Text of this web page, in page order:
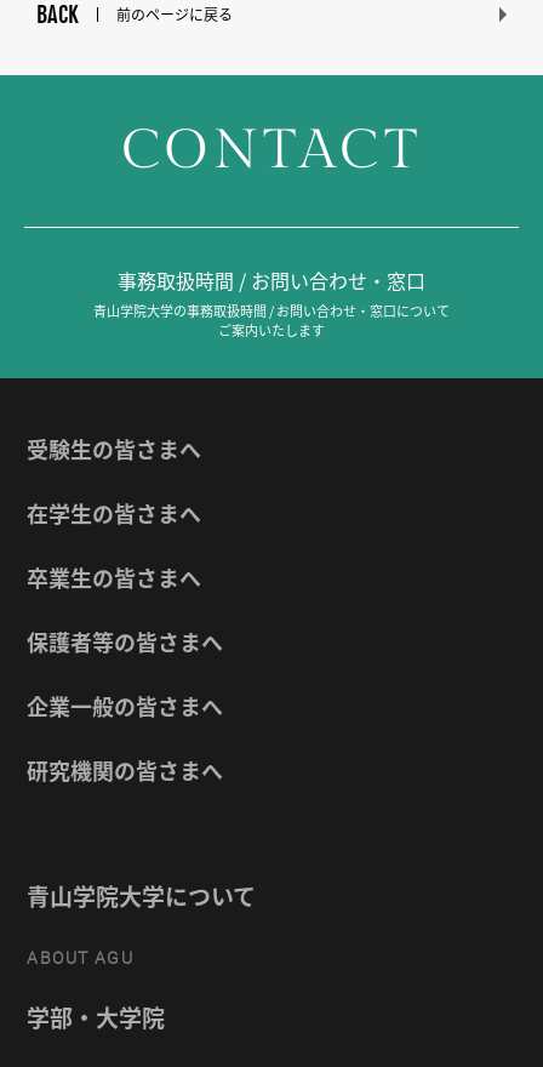
BACK 前のページに戻る
CONTACT
事務取扱時間 / お問い合わせ・窓口
青山学院大学の事務取扱時間 / お問い合わせ・窓口について
ご案内いたします
受験生の皆さまへ
在学生の皆さまへ
卒業生の皆さまへ
保護者等の皆さまへ
企業一般の皆さまへ
研究機関の皆さまへ
青山学院大学について
ABOUT AGU
学部・大学院